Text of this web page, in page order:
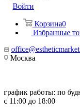
Войти
Корзина0
Избранные
Москва
график работы: по
с 11:00 до 18:00